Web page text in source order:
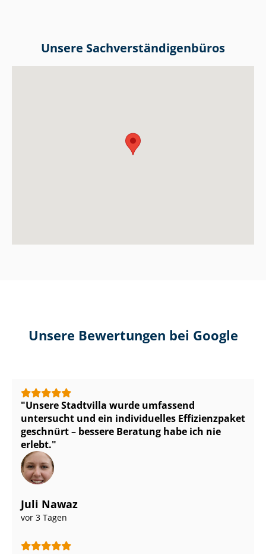
Unsere Sach­ver­stän­di­gen­bü­ros
Unsere Bewertungen bei Google
Unsere Stadtvilla wurde umfassend
untersucht und ein individuelles Effizienzpaket
geschnürt – bessere Beratung habe ich nie
erlebt.
Juli Nawaz
vor 3 Tagen